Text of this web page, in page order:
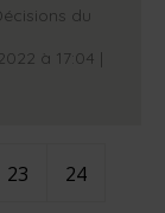
du
à 17:04 |
23 24